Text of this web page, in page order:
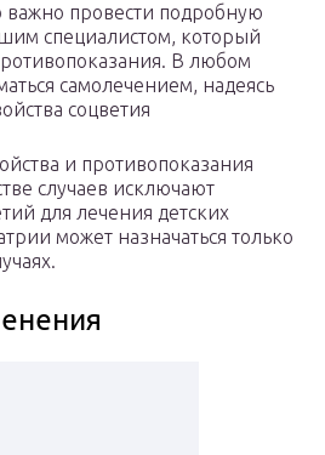
важно провести подробную
специалистом, который
В любом
самолечением, надеясь
соцветия
и противопоказания
случаев исключают
для лечения детских
может назначаться только